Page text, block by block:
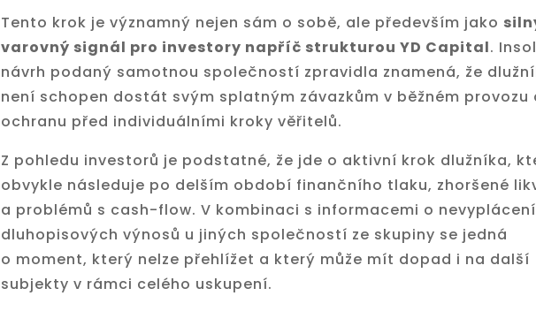
Tento krok je významný nejen sám o sobě, ale především jako
varovný signál pro investory napříč strukturou YD Capital.
návrh podaný samotnou společností zpravidla znamená, že
není schopen dostát svým splatným závazkům v běžném provozu
ochranu před individuálními kroky věřitelů.
Z pohledu investorů je podstatné, že jde o aktivní krok dlužníka,
obvykle následuje po delším období finančního tlaku, zhoršené
a problémů s cash-flow. V kombinaci s informacemi o nevyplácení
dluhopisových výnosů u jiných společností ze skupiny se jedná
o moment, který nelze přehlížet a který může mít dopad i na další
subjekty v rámci celého uskupení.